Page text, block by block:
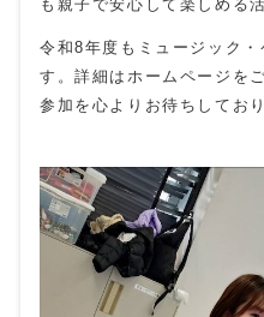
も親子で安心して楽しめる
令和8年度もミュージック
す。詳細はホームページを
参加を心よりお待ちしており